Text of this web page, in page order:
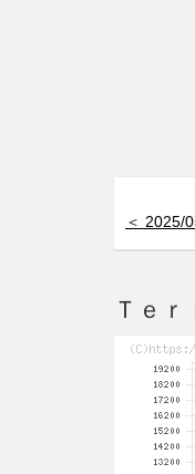
＜ 2025/
Ｔｅ